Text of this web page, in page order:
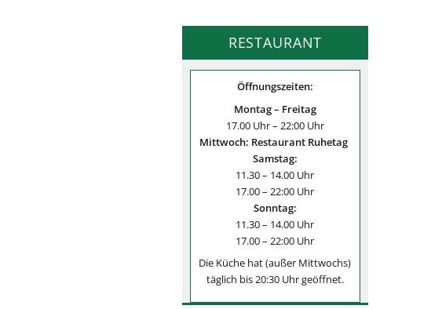
RESTAURANT
Öffnungszeiten:
Montag – Freitag
17.00 Uhr – 22:00 Uhr
Mittwoch: Restaurant Ruhetag
Samstag:
11.30 – 14.00 Uhr
17.00 – 22:00 Uhr
Sonntag:
11.30 – 14.00 Uhr
17.00 – 22:00 Uhr
Die Küche hat (außer Mittwochs)
täglich bis 20:30 Uhr geöffnet.